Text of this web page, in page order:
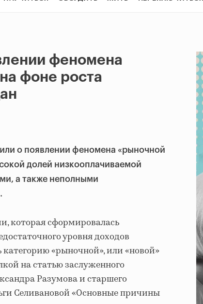
феномена
фоне роста
о появлении феномена «рыночной
долей низкооплачиваемой
а также неполными
которая сформировалась
уровня доходов
«рыночной», или «новой»
на статью заслуженного
Разумова и старшего
Селивановой «Основные причины